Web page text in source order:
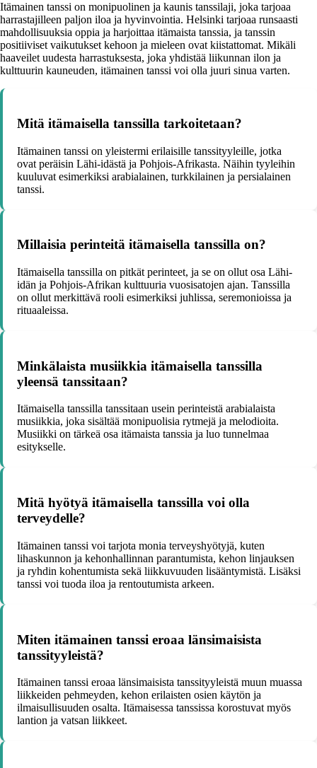
Itämainen tanssi on monipuolinen ja kaunis tanssilaji, joka tarjoaa
harrastajilleen paljon iloa ja hyvinvointia. Helsinki tarjoaa runsaasti
mahdollisuuksia oppia ja harjoittaa itämaista tanssia, ja tanssin
positiiviset vaikutukset kehoon ja mieleen ovat kiistattomat. Mikäli
haaveilet uudesta harrastuksesta, joka yhdistää liikunnan ilon ja
kulttuurin kauneuden, itämainen tanssi voi olla juuri sinua varten.
Mitä itämaisella tanssilla tarkoitetaan?
Itämainen tanssi on yleistermi erilaisille tanssityyleille, jotka
ovat peräisin Lähi-idästä ja Pohjois-Afrikasta. Näihin tyyleihin
kuuluvat esimerkiksi arabialainen, turkkilainen ja persialainen
tanssi.
Millaisia perinteitä itämaisella tanssilla on?
Itämaisella tanssilla on pitkät perinteet, ja se on ollut osa Lähi-
idän ja Pohjois-Afrikan kulttuuria vuosisatojen ajan. Tanssilla
on ollut merkittävä rooli esimerkiksi juhlissa, seremonioissa ja
rituaaleissa.
Minkälaista musiikkia itämaisella tanssilla
yleensä tanssitaan?
Itämaisella tanssilla tanssitaan usein perinteistä arabialaista
musiikkia, joka sisältää monipuolisia rytmejä ja melodioita.
Musiikki on tärkeä osa itämaista tanssia ja luo tunnelmaa
esitykselle.
Mitä hyötyä itämaisella tanssilla voi olla
terveydelle?
Itämainen tanssi voi tarjota monia terveyshyötyjä, kuten
lihaskunnon ja kehonhallinnan parantumista, kehon linjauksen
ja ryhdin kohentumista sekä liikkuvuuden lisääntymistä. Lisäksi
tanssi voi tuoda iloa ja rentoutumista arkeen.
Miten itämainen tanssi eroaa länsimaisista
tanssityyleistä?
Itämainen tanssi eroaa länsimaisista tanssityyleistä muun muassa
liikkeiden pehmeyden, kehon erilaisten osien käytön ja
ilmaisullisuuden osalta. Itämaisessa tanssissa korostuvat myös
lantion ja vatsan liikkeet.